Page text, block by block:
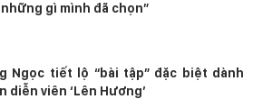
những gì mình đã chọn”
Ngọc tiết lộ “bài tập” đặc biệt dành
diễn viên ‘Lên Hương’